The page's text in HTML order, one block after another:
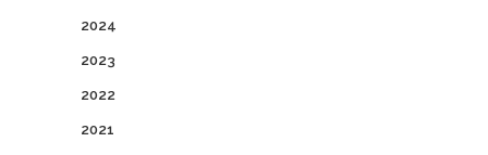
2024
2023
2022
2021